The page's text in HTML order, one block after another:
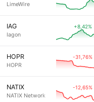
LimeWire
IAG
Iagon
+8,42%
HOPR
HOPR
-31,76%
NATIX
NATIX Network
-12,65%